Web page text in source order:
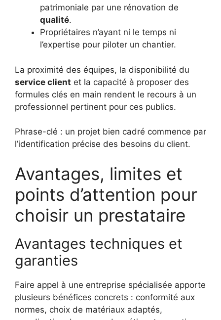
patrimoniale par une rénovation de
qualité.
Propriétaires n’ayant ni le temps ni
l’expertise pour piloter un chantier.
La proximité des équipes, la disponibilité du
service client et la capacité à proposer des
formules clés en main rendent le recours à un
professionnel pertinent pour ces publics.
Phrase-clé : un projet bien cadré commence par
l’identification précise des besoins du client.
Avantages, limites et
points d’attention pour
choisir un prestataire
Avantages techniques et
garanties
Faire appel à une entreprise spécialisée apporte
plusieurs bénéfices concrets : conformité aux
normes, choix de matériaux adaptés,